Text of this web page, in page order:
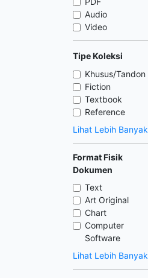
Audio
Video
Tipe Koleksi
Khusus/Tandon
Fiction
Textbook
Reference
Lihat Lebih Banyak
Format Fisik
Dokumen
Text
Art Original
Chart
Computer
Software
Lihat Lebih Banyak